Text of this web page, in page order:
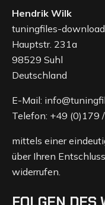
Hendrik Wilk
tuningfiles-
Hauptstr. 231a
98529 Suhl
Deutschland
E-Mail:
Telefon: +49 (0)179
mittels einer
über Ihren
widerrufen.